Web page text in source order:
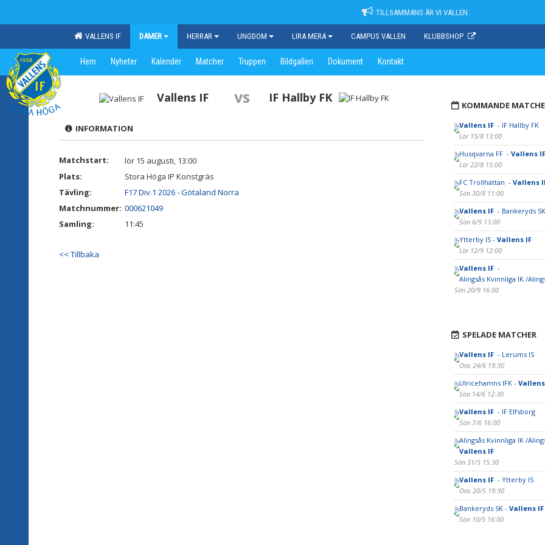
TILLSAMMANS ÄR VI VALLEN
VALLENS IF DAMER HERRAR UNGDOM LIRA MERA CAMPUS VALLEN KLUBBSHOP
Hem Nyheter Kalender Matcher Truppen Bildgalleri Dokument Kontakt
Vallens IF vs IF Hallby FK
INFORMATION
Matchstart:
lör 15 augusti, 13:00
Plats:
Stora Höga IP Konstgräs
Tävling:
F17 Div.1 2026 - Götaland Norra
Matchnummer: 000621049
Samling:
11:45
<< Tillbaka
KOMMANDE
Vallens IF - IF Hallby FK
Lör 15/8 13:00
Husqvarna FF - Vallens IF
Lör 22/8 15:00
FC Trollhättan - Vallens
Sön 30/8 11:00
Vallens IF - Bankeryds SK
Sön 6/9 13:00
Ytterby IS - Vallens IF
Lör 12/9 12:00
Vallens IF -
Alingsås Kvinnliga IK /
Sön 20/9 16:00
SPELADE MATCHER
Vallens IF - Lerums IS
Ons 24/6 19:30
Ulricehamns IFK -
Sön 14/6 12:30
Vallens IF - IF Elfsborg
Sön 7/6 16:00
Alingsås Kvinnliga IK /
Vallens IF
Sön 31/5 15:30
Vallens IF - Ytterby IS
Ons 20/5 19:30
Bankeryds SK - Vallens IF
Sön 10/5 16:00